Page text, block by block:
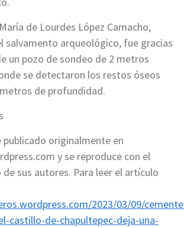
de Lourdes López Camacho,
salvamento arqueológico, fue gracias
un pozo de sondeo de 2 metros
se detectaron los restos óseos
de profundidad.
originalmente en
y se reproduce con el
sus autores. Para leer el artículo
2023/03/09/
castillo-de-chapultepec-deja-una-